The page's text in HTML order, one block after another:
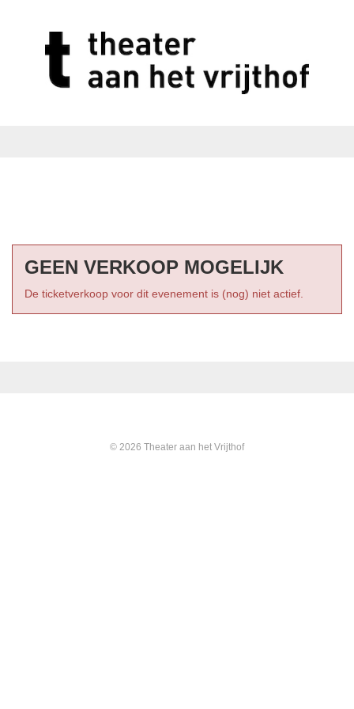
GEEN VERKOOP MOGELIJK
De ticketverkoop voor dit evenement is (nog) niet actief.
© 2026 Theater aan het Vrijthof